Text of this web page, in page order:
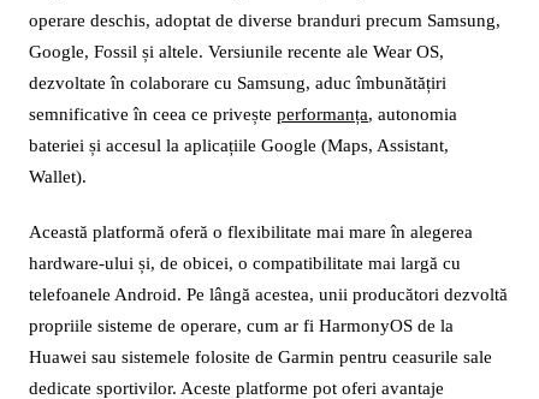
operare deschis, adoptat de diverse branduri precum Samsung,
Google, Fossil și altele. Versiunile recente ale Wear OS,
dezvoltate în colaborare cu Samsung, aduc îmbunătățiri
semnificative în ceea ce privește performanța, autonomia
bateriei și accesul la aplicațiile Google (Maps, Assistant,
Wallet).
Această platformă oferă o flexibilitate mai mare în alegerea
hardware-ului și, de obicei, o compatibilitate mai largă cu
telefoanele Android. Pe lângă acestea, unii producători dezvoltă
propriile sisteme de operare, cum ar fi HarmonyOS de la
Huawei sau sistemele folosite de Garmin pentru ceasurile sale
dedicate sportivilor. Aceste platforme pot oferi avantaje